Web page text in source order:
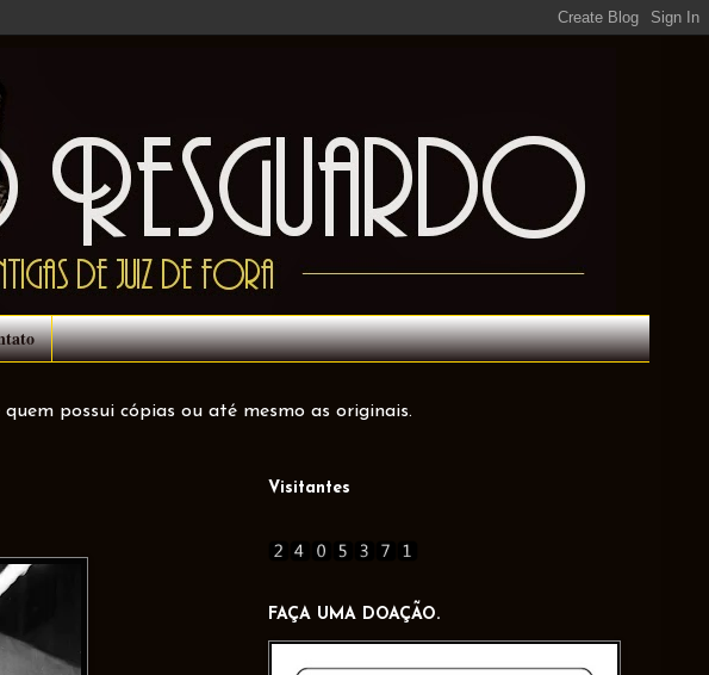
possui cópias ou até mesmo as originais.
Visitantes
FAÇA UMA DOAÇÃO.